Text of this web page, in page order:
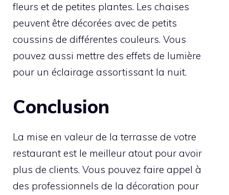
fleurs et de petites plantes. Les chaises
peuvent être décorées avec de petits
coussins de différentes couleurs. Vous
pouvez aussi mettre des effets de lumière
pour un éclairage assortissant la nuit.
Conclusion
La mise en valeur de la terrasse de votre
restaurant est le meilleur atout pour avoir
plus de clients. Vous pouvez faire appel à
des professionnels de la décoration pour